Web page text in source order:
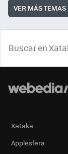
VER MÁS TEMAS
Xataka
Applesfera